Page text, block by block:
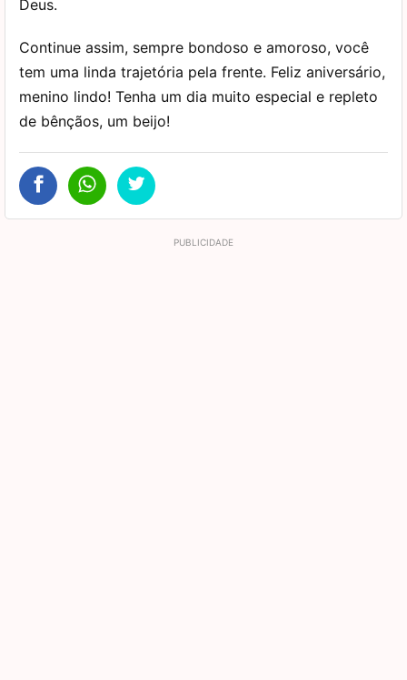
Deus.
Continue assim, sempre bondoso e amoroso, você
tem uma linda trajetória pela frente. Feliz aniversário,
menino lindo! Tenha um dia muito especial e repleto
de bênçãos, um beijo!